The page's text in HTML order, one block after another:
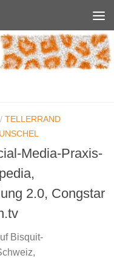
/ TELLERRAND
Media-Praxis-
2.0, Congstar
Bisquit-